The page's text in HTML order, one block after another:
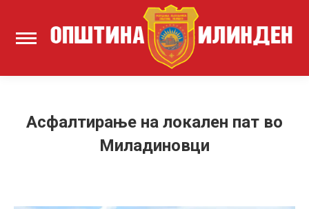
Асфалтирање на локален пат во
Миладиновци